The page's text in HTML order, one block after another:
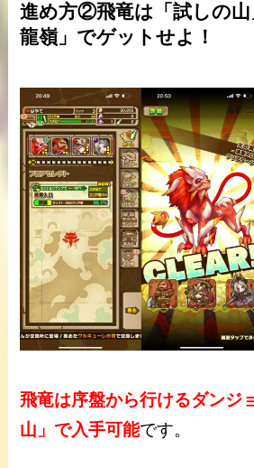
進め方②飛竜は「試しの山
龍嶺」でゲットせよ！
飛竜は序盤から行けるダンジ
山」で入手可能です。